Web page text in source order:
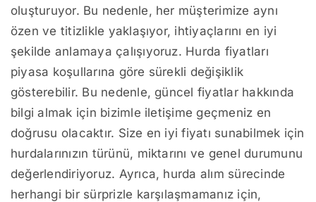
oluşturuyor. Bu nedenle, her müşterimize aynı
özen ve titizlikle yaklaşıyor, ihtiyaçlarını en iyi
şekilde anlamaya çalışıyoruz. Hurda fiyatları
piyasa koşullarına göre sürekli değişiklik
gösterebilir. Bu nedenle, güncel fiyatlar hakkında
bilgi almak için bizimle iletişime geçmeniz en
doğrusu olacaktır. Size en iyi fiyatı sunabilmek için
hurdalarınızın türünü, miktarını ve genel durumunu
değerlendiriyoruz. Ayrıca, hurda alım sürecinde
herhangi bir sürprizle karşılaşmamanız için,